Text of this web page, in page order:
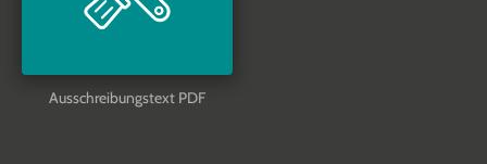
Ausschreibungstext PDF